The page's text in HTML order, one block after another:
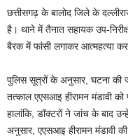
छत्तीसगढ़ के बालोद जिले के
है। थाने में तैनात सहायक उप-
बैरक में फांसी लगाकर आत्महत्या
पुलिस सूत्रों के अनुसार, घटना की
तत्काल एएसआइ हीरामन मंडावी
हालांकि, डॉक्टरों ने जांच के बाद
अनुसार, एएसआइ हीरामन मंडावी